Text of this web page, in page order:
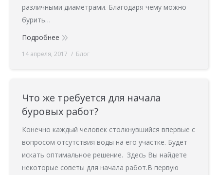
различными диаметрами. Благодаря чему можно
бурить…
Подробнее
14 апреля, 2017 Блог
Что же требуется для начала
буровых работ?
Конечно каждый человек столкнувшийся впервые с
вопросом отсутствия воды на его участке. Будет
искать оптимальное решение. Здесь Вы найдете
некоторые советы для начала работ.В первую